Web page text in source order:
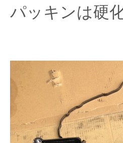
パッキンは硬